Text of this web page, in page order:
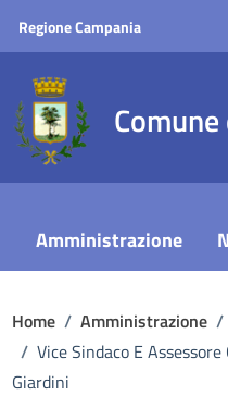
Regione Campania
Amministrazione
Home / Amministrazione /
/ Vice Sindaco E
Giardini